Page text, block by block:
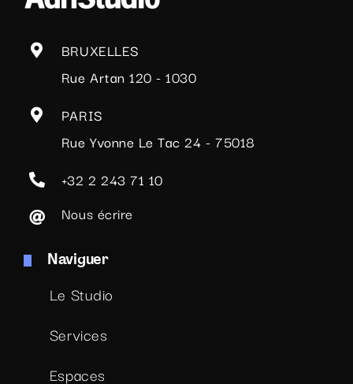
BRUXELLES
Rue Artan 120 - 1030
PARIS
Rue Yvonne Le Tac 24 - 75018
+32 2 243 71 10
Nous écrire
Naviguer
Le Studio
Services
Espaces